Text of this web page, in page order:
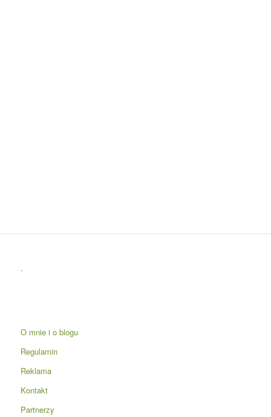
.
O mnie i o blogu
Regulamin
Reklama
Kontakt
Partnerzy